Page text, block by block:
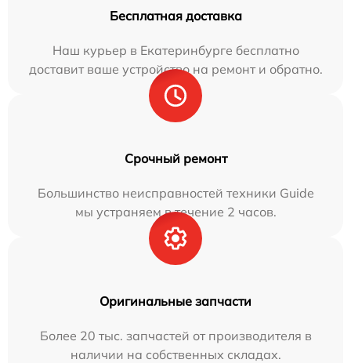
Бесплатная доставка
Наш курьер в Екатеринбурге бесплатно
доставит ваше устройство на ремонт и обратно.
Срочный ремонт
Большинство неисправностей техники Guide
мы устраняем в течение 2 часов.
Оригинальные запчасти
Более 20 тыс. запчастей от производителя в
наличии на собственных складах.